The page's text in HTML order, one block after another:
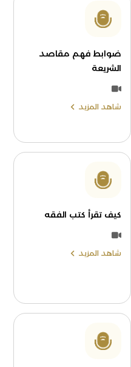
ضوابط فهم مقاصد
الشريعة
شاهد المزيد
كيف تقرأ كتب الفقه
شاهد المزيد